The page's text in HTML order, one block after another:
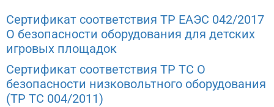
Сертификат соответствия ТР ЕАЭС 042/2017
О безопасности оборудования для детских
игровых площадок
Сертификат соответствия ТР ТС О
безопасности низковольтного оборудования
(ТР ТС 004/2011)